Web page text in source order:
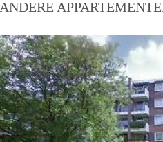
ANDERE